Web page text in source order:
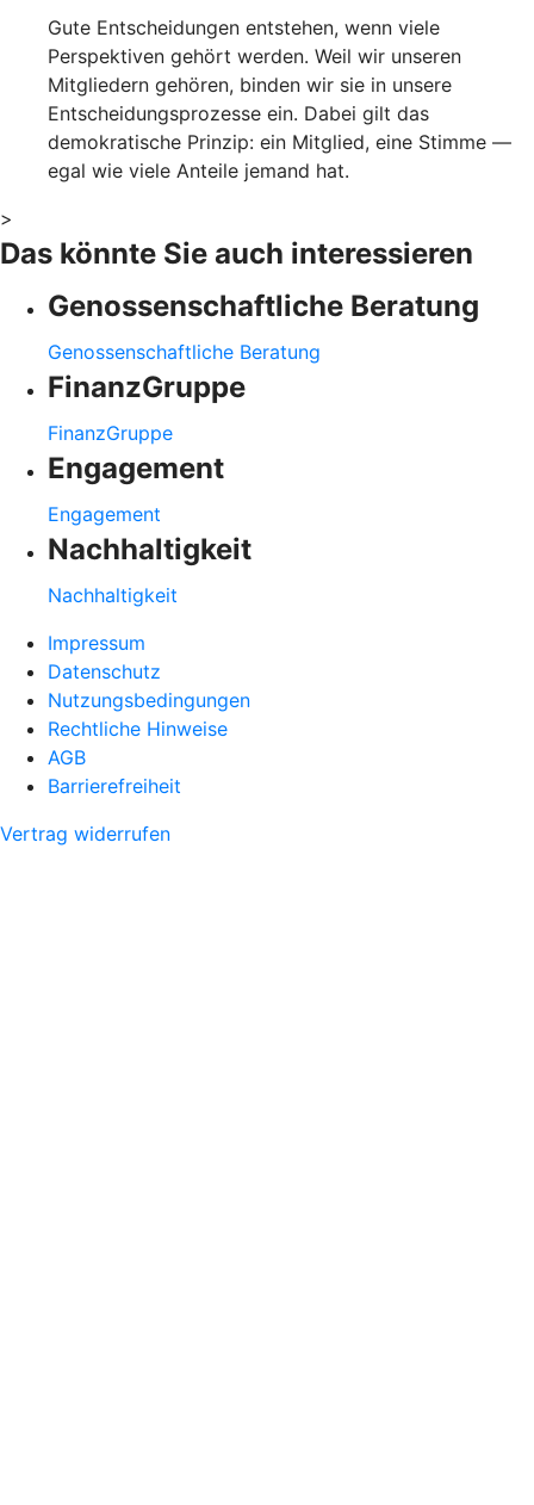
Gute Entscheidungen entstehen, wenn viele
Perspektiven gehört werden. Weil wir unseren
Mitgliedern gehören, binden wir sie in unsere
Entscheidungsprozesse ein. Dabei gilt das
demokratische Prinzip: ein Mitglied, eine Stimme —
egal wie viele Anteile jemand hat.
>
Das könnte Sie auch interessieren
Genossenschaftliche Beratung
Genossenschaftliche Beratung
FinanzGruppe
FinanzGruppe
Engagement
Engagement
Nachhaltigkeit
Nachhaltigkeit
Impressum
Datenschutz
Nutzungsbedingungen
Rechtliche Hinweise
AGB
Barrierefreiheit
Vertrag widerrufen